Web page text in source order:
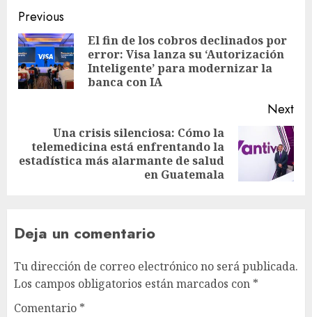
Post
navigation
Previous
El fin de los cobros declinados por
error: Visa lanza su ‘Autorización
Inteligente’ para modernizar la
banca con IA
Next
Next
post:
Una crisis silenciosa: Cómo la
telemedicina está enfrentando la
estadística más alarmante de salud
en Guatemala
Deja un comentario
Tu dirección de correo electrónico no será publicada.
Los campos obligatorios están marcados con *
Comentario *